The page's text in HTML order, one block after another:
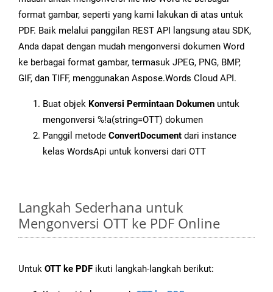
format gambar, seperti yang kami lakukan di atas untuk
PDF. Baik melalui panggilan REST API langsung atau SDK,
Anda dapat dengan mudah mengonversi dokumen Word
ke berbagai format gambar, termasuk JPEG, PNG, BMP,
GIF, dan TIFF, menggunakan Aspose.Words Cloud API.
Buat objek Konversi Permintaan Dokumen untuk
mengonversi %!a(string=OTT) dokumen
Panggil metode ConvertDocument dari instance
kelas WordsApi untuk konversi dari OTT
Langkah Sederhana untuk
Mengonversi OTT ke PDF Online
Untuk OTT ke PDF ikuti langkah-langkah berikut: